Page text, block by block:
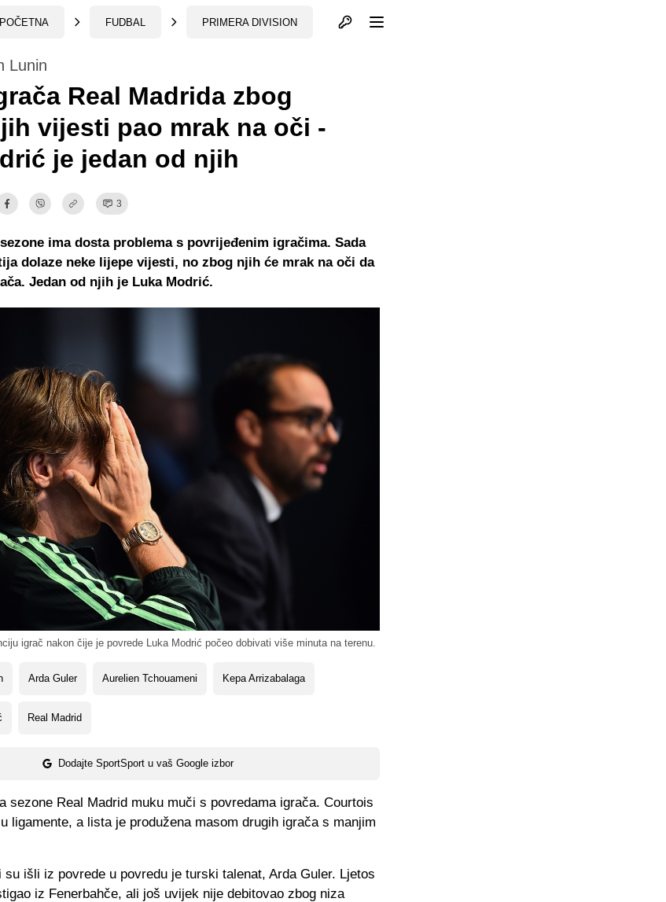
POČETNA FUDBAL PRIMERA DIVISION Otvori profil
igrač nakon čije je povrede Luka Modrić počeo dobivati više minuta na terenu.
Lunin
Real Madrida zbog
vijesti pao mrak na oči -
je jedan od njih
3
Arda Guler Aurelien Tchouameni Kepa Arrizabalaga
Real Madrid
Dodajte SportSport u vaš Google izbor
ima dosta problema s povrijeđenim igračima. Sada
dolaze neke lijepe vijesti, no zbog njih će mrak na oči da
Jedan od njih je Luka Modrić.
sezone Real Madrid muku muči s povredama igrača. Courtois
ligamente, a lista je produžena masom drugih igrača s manjim
su išli iz povrede u povredu je turski talenat, Arda Guler. Ljetos
iz Fenerbahče, ali još uvijek nije debitovao zbog niza